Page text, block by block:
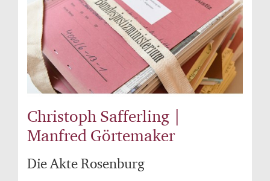
Christoph Safferling |
Manfred Görtemaker
Die Akte Rosenburg